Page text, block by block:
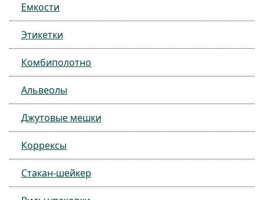
Емкости
Этикетки
Комбиполотно
Альвеолы
Джутовые мешки
Коррексы
Стакан-шейкер